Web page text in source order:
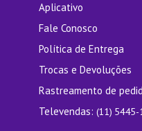
Aplicativo
Fale Conosco
Política de Entrega
Trocas e Devoluções
Rastreamento de
Televendas: (11) 5445-